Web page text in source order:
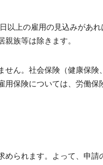
以上の雇用の見込みがあれ
族等は除きます。
せん。社会保険（健康保険
保険については、労働保
められます。よって、申請